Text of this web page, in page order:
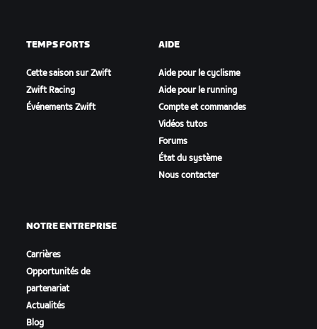
TEMPS FORTS
Cette saison sur Zwift
Zwift Racing
Événements Zwift
AIDE
Aide pour le cyclisme
Aide pour le running
Compte et commandes
Vidéos tutos
Forums
État du système
Nous contacter
NOTRE ENTREPRISE
Carrières
Opportunités de
partenariat
Actualités
Blog